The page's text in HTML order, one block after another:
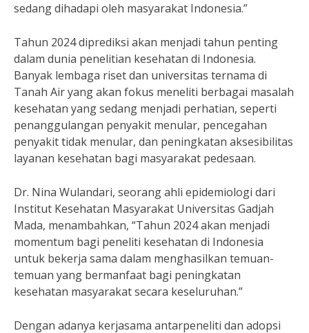
sedang dihadapi oleh masyarakat Indonesia.”
Tahun 2024 diprediksi akan menjadi tahun penting
dalam dunia penelitian kesehatan di Indonesia.
Banyak lembaga riset dan universitas ternama di
Tanah Air yang akan fokus meneliti berbagai masalah
kesehatan yang sedang menjadi perhatian, seperti
penanggulangan penyakit menular, pencegahan
penyakit tidak menular, dan peningkatan aksesibilitas
layanan kesehatan bagi masyarakat pedesaan.
Dr. Nina Wulandari, seorang ahli epidemiologi dari
Institut Kesehatan Masyarakat Universitas Gadjah
Mada, menambahkan, “Tahun 2024 akan menjadi
momentum bagi peneliti kesehatan di Indonesia
untuk bekerja sama dalam menghasilkan temuan-
temuan yang bermanfaat bagi peningkatan
kesehatan masyarakat secara keseluruhan.”
Dengan adanya kerjasama antarpeneliti dan adopsi